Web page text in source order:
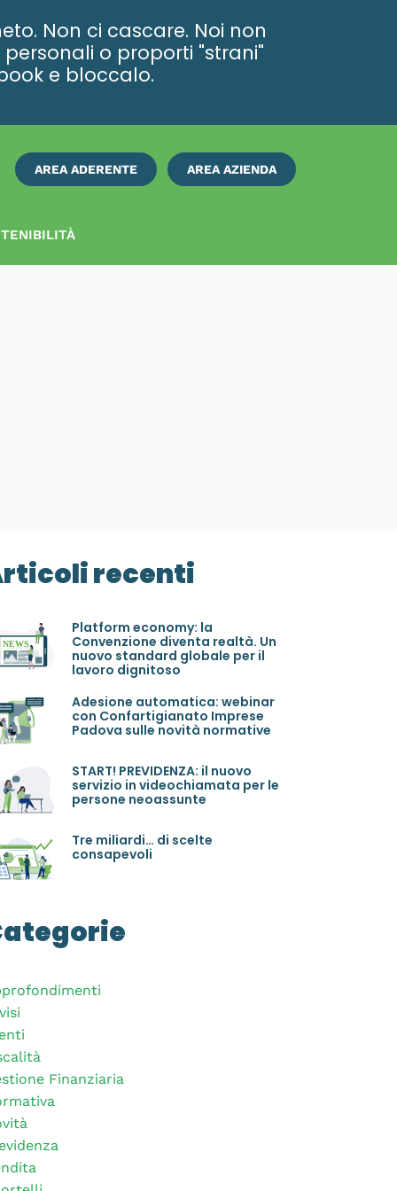
Non ci cascare. Noi non
o proporti "strani"
e bloccalo.
AREA ADERENTE AREA AZIENDA
ISCRIVITI
recenti
Platform economy: la
Convenzione diventa realtà. Un
nuovo standard globale per il
lavoro dignitoso
Adesione automatica: webinar
con Confartigianato Imprese
Padova sulle novità normative
START! PREVIDENZA: il nuovo
servizio in videochiamata per le
persone neoassunte
Tre miliardi… di scelte
consapevoli
Finanziaria